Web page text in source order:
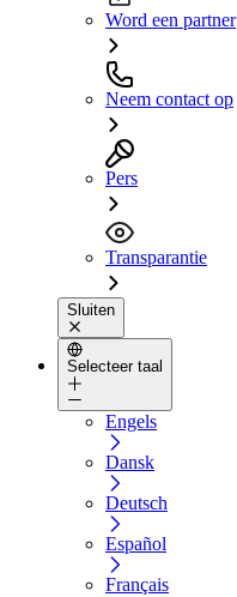
Word een partner
Neem contact op
Pers
Transparantie
Sluiten
Selecteer taal
Engels
Dansk
Deutsch
Español
Français